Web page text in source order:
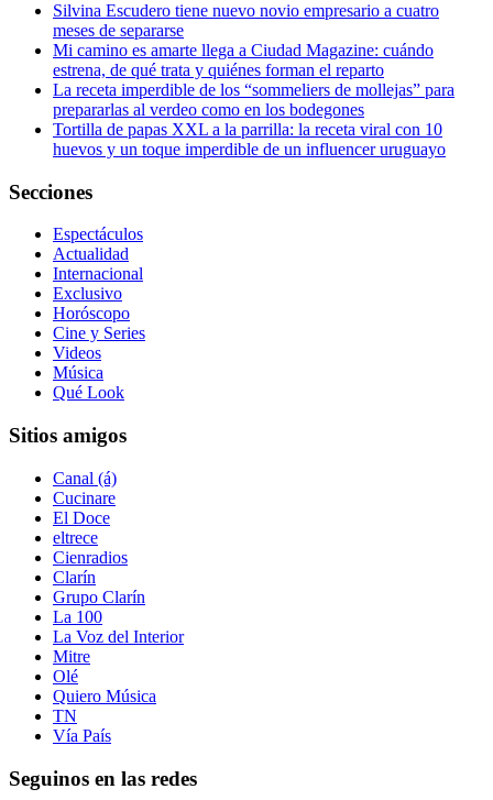
Silvina Escudero tiene nuevo novio empresario a cuatro
meses de separarse
Mi camino es amarte llega a Ciudad Magazine: cuándo
estrena, de qué trata y quiénes forman el reparto
La receta imperdible de los “sommeliers de mollejas” para
prepararlas al verdeo como en los bodegones
Tortilla de papas XXL a la parrilla: la receta viral con 10
huevos y un toque imperdible de un influencer uruguayo
Secciones
Espectáculos
Actualidad
Internacional
Exclusivo
Horóscopo
Cine y Series
Videos
Música
Qué Look
Sitios amigos
Canal (á)
Cucinare
El Doce
eltrece
Cienradios
Clarín
Grupo Clarín
La 100
La Voz del Interior
Mitre
Olé
Quiero Música
TN
Vía País
Seguinos en las redes